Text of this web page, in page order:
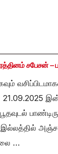
சபேசன் –
…